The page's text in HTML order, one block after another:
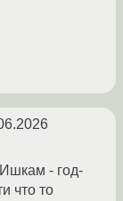
- год-
что то